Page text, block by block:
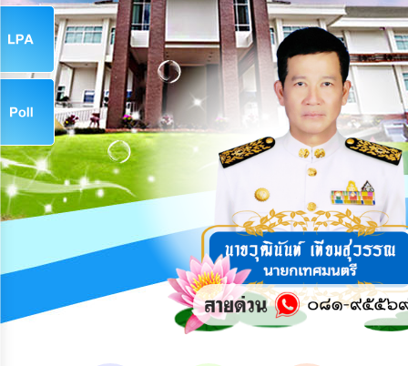
ข่าว
ประชาสัมพันธ์
การ
เผย
ข้อมูล
สาธารณะ
OIT
การ
ปฏิสัมพันธ์
ฟัง
ความ